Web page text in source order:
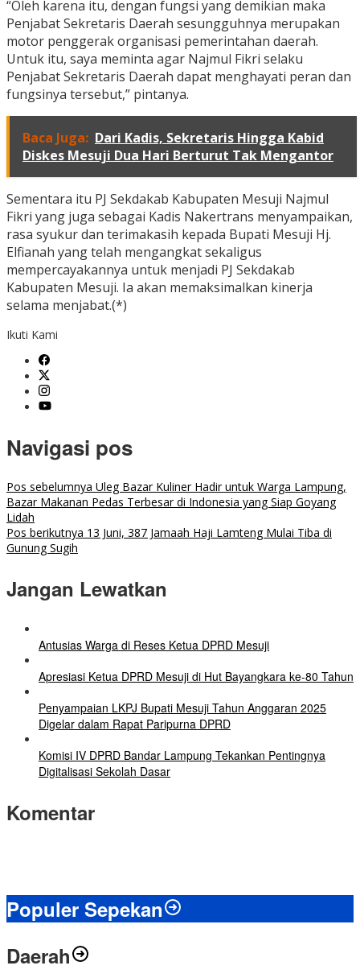
“Oleh karena itu, dengan fungsi yang demikian maka
Penjabat Sekretaris Daerah sesungguhnya merupakan
motor penggerak organisasi pemerintahan daerah.
Untuk itu, saya meminta agar Najmul Fikri selaku
Penjabat Sekretaris Daerah dapat menghayati peran dan
fungsinya tersebut,” pintanya.
Baca Juga: Dari Kadis, Sekretaris Hingga Kabid
Diskes Mesuji Dua Hari Berturut Tak Mengantor
Sementara itu PJ Sekdakab Kabupaten Mesuji Najmul
Fikri yang juga sebagai Kadis Nakertrans menyampaikan,
rasa syukur dan terimakasih kepada Bupati Mesuji Hj.
Elfianah yang telah mengangkat sekaligus
mempercayakannya untuk menjadi PJ Sekdakab
Kabupaten Mesuji. Ia akan memaksimalkan kinerja
selama menjabat.(*)
Ikuti Kami
Navigasi pos
Pos sebelumnya Uleg Bazar Kuliner Hadir untuk Warga Lampung,
Bazar Makanan Pedas Terbesar di Indonesia yang Siap Goyang
Lidah
Pos berikutnya 13 Juni, 387 Jamaah Haji Lamteng Mulai Tiba di
Gunung Sugih
Jangan Lewatkan
Antusias Warga di Reses Ketua DPRD Mesuji
Apresiasi Ketua DPRD Mesuji di Hut Bayangkara ke-80 Tahun
Penyampaian LKPJ Bupati Mesuji Tahun Anggaran 2025
Digelar dalam Rapat Paripurna DPRD
Komisi IV DPRD Bandar Lampung Tekankan Pentingnya
Digitalisasi Sekolah Dasar
Komentar
Populer Sepekan
Daerah